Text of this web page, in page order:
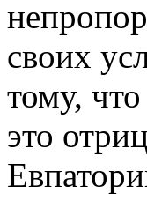
своих
тому,
это